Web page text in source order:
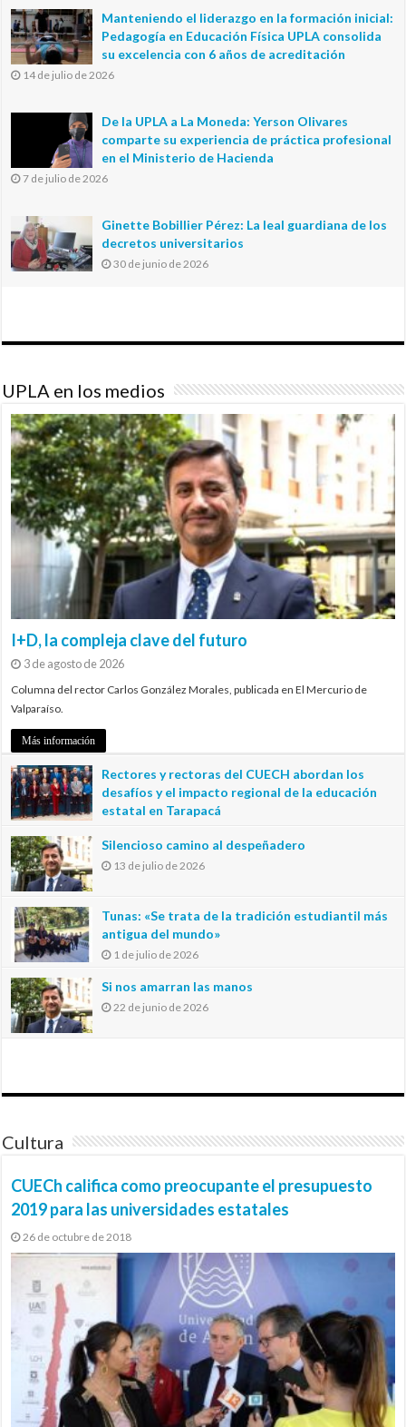
Manteniendo el liderazgo en la formación inicial:
Pedagogía en Educación Física UPLA consolida
su excelencia con 6 años de acreditación
14 de julio de 2026
De la UPLA a La Moneda: Yerson Olivares
comparte su experiencia de práctica profesional
en el Ministerio de Hacienda
7 de julio de 2026
Ginette Bobillier Pérez: La leal guardiana de los
decretos universitarios
30 de junio de 2026
UPLA en los medios
I+D, la compleja clave del futuro
3 de agosto de 2026
Columna del rector Carlos González Morales, publicada en El Mercurio de
Valparaíso.
Más información
Rectores y rectoras del CUECH abordan los
desafíos y el impacto regional de la educación
estatal en Tarapacá
Silencioso camino al despeñadero
13 de julio de 2026
Tunas: «Se trata de la tradición estudiantil más
antigua del mundo»
1 de julio de 2026
Si nos amarran las manos
22 de junio de 2026
Cultura
CUECh califica como preocupante el presupuesto
2019 para las universidades estatales
26 de octubre de 2018